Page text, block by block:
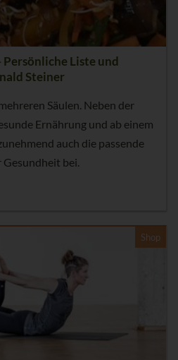
Liste und
Steiner
Säulen. Neben der
Ernährung und ab einem
auch die passende
bei.
Shop